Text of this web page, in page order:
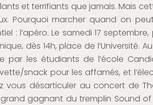
et terrifiants que jamais. Mais
Pourquoi marcher quand on
: l’apéro. Le samedi 17
dès 14h, place de l’Université.
par les étudiants de l’école
snack pour les affamés, et
vous désarticuler au concert de
gagnant du tremplin Sound of